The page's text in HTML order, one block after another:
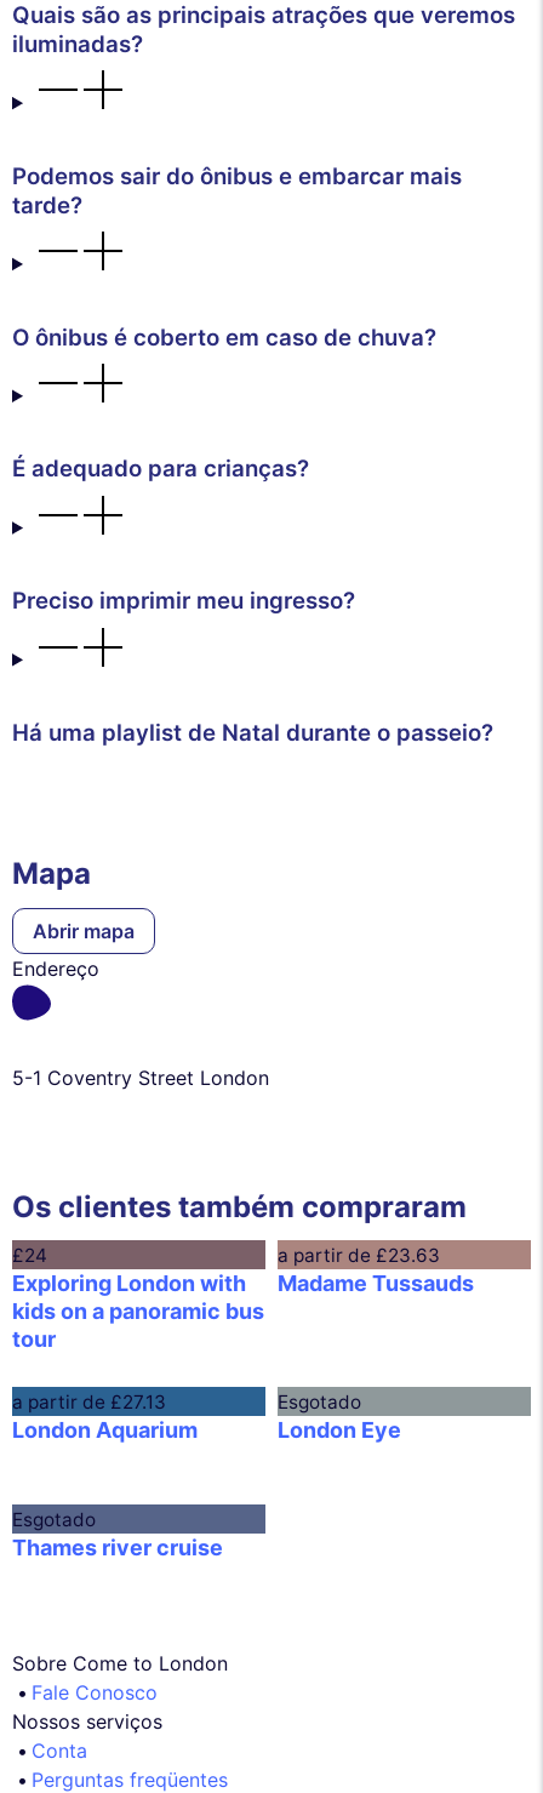
Quais são as principais atrações que veremos
iluminadas?
Podemos sair do ônibus e embarcar mais
tarde?
O ônibus é coberto em caso de chuva?
É adequado para crianças?
Preciso imprimir meu ingresso?
Há uma playlist de Natal durante o passeio?
Mapa
Abrir mapa
Endereço
5-1 Coventry Street London
Os clientes também compraram
£24
Exploring London with
kids on a panoramic bus
tour
a partir de £23.63
Madame Tussauds
a partir de £27.13
London Aquarium
Esgotado
London Eye
Esgotado
Thames river cruise
Sobre Come to London
Fale Conosco
Nossos serviços
Conta
Perguntas freqüentes